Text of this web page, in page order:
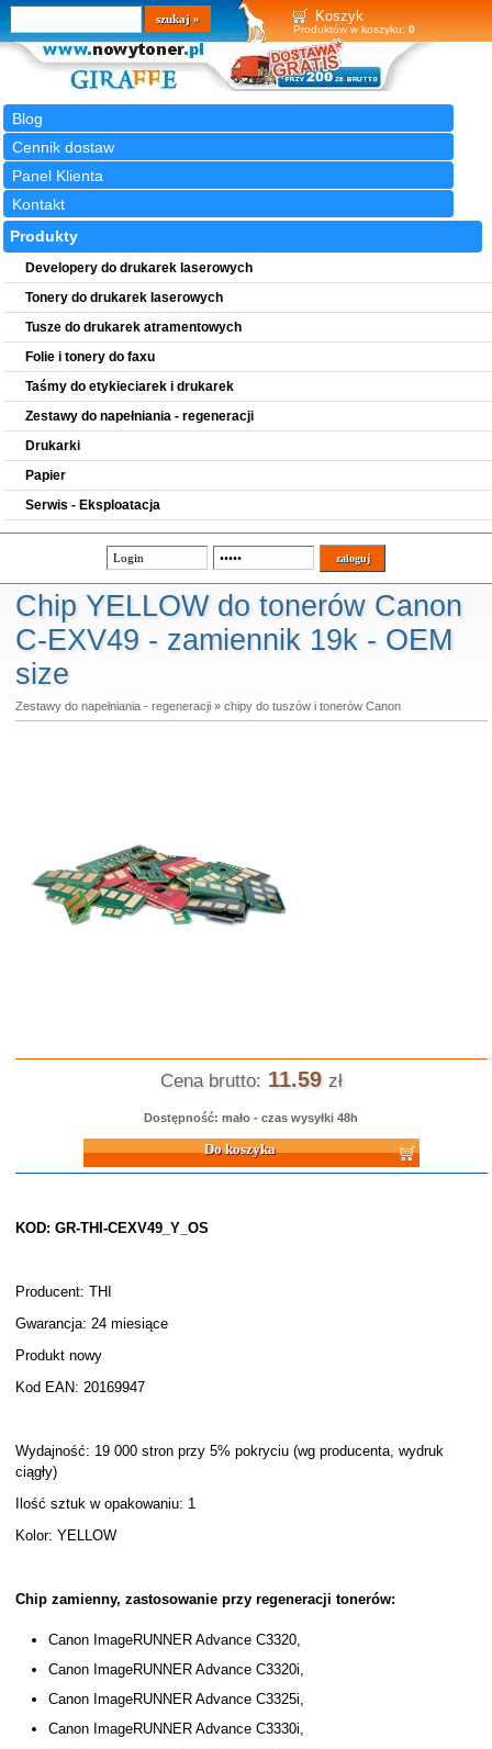
Koszyk
Produktów w koszyku: 0
Blog
Cennik dostaw
Panel Klienta
Kontakt
Wyszukiwarka
szukaj
Produkty
Developery do drukarek laserowych
Tonery do drukarek laserowych
Tusze do drukarek atramentowych
Folie i tonery do faxu
Taśmy do etykieciarek i drukarek
Zestawy do napełniania - regeneracji
Drukarki
Papier
Serwis - Eksploatacja
Chip YELLOW do tonerów Canon
C-EXV49 - zamiennik 19k - OEM
size
Zestawy do napełniania - regeneracji» chipy do tuszów i tonerów Canon
Cena brutto: 11.59 zł
Dostępność: mało - czas wysyłki 48h
Do koszyka
KOD: GR-THI-CEXV49_Y_OS
Producent: THI
Gwarancja: 24 miesiące
Produkt nowy
Kod EAN: 20169947
Wydajność: 19 000 stron przy 5% pokryciu (wg producenta, wydruk
ciągły)
Ilość sztuk w opakowaniu: 1
Kolor: YELLOW
Chip zamienny, zastosowanie przy regeneracji tonerów:
Canon ImageRUNNER Advance C3320,
Canon ImageRUNNER Advance C3320i,
Canon ImageRUNNER Advance C3325i,
Canon ImageRUNNER Advance C3330i,